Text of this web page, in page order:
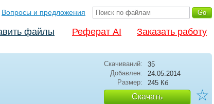
Вопросы и предложения
файлы Реферат AI Заказать работу
Скачиваний:
35
Добавлен:
24.05.2014
Размер:
245 Кб
Скачать ☆